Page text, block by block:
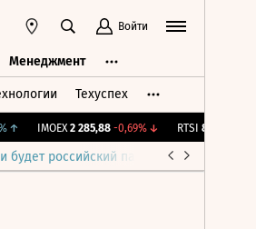
Войти
Менеджмент
Техуспех
↑ IMOEX 2 285,88 -0,69%↓ RTSI 884,56
будет российский парламент